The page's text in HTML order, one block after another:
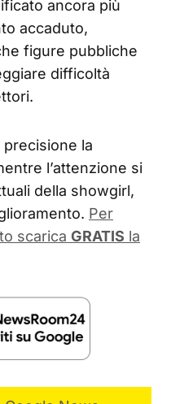
ancora più
accaduto,
figure pubbliche
difficoltà
la
l’attenzione si
della showgirl,
Per
scarica GRATIS la